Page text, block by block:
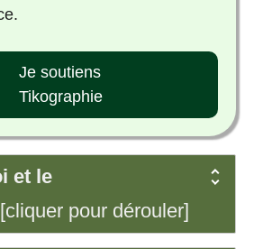
Je soutiens
Tikographie
et le
[cliquer pour dérouler]